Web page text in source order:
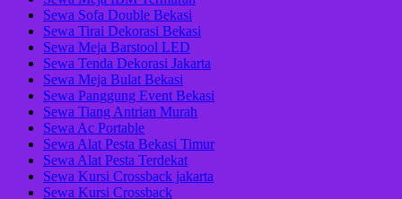
Sewa Sofa Double Bekasi
Sewa Tirai Dekorasi Bekasi
Sewa Meja Barstool LED
Sewa Tenda Dekorasi Jakarta
Sewa Meja Bulat Bekasi
Sewa Panggung Event Bekasi
Sewa Tiang Antrian Murah
Sewa Ac Portable
Sewa Alat Pesta Bekasi Timur
Sewa Alat Pesta Terdekat
Sewa Kursi Crossback jakarta
Sewa Kursi Crossback